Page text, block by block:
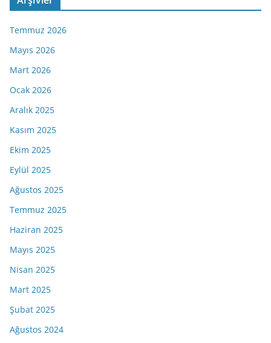
Temmuz 2026
Mayıs 2026
Mart 2026
Ocak 2026
Aralık 2025
Kasım 2025
Ekim 2025
Eylül 2025
Ağustos 2025
Temmuz 2025
Haziran 2025
Mayıs 2025
Nisan 2025
Mart 2025
Şubat 2025
Ağustos 2024